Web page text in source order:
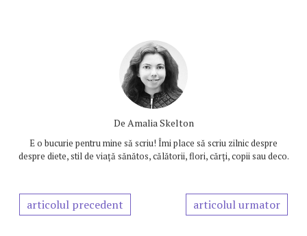
De Amalia Skelton
E o bucurie pentru mine să scriu! Îmi place să scriu zilnic despre
despre diete, stil de viață sănătos, călătorii, flori, cărți, copii sau deco.
articolul precedent articolul urmator